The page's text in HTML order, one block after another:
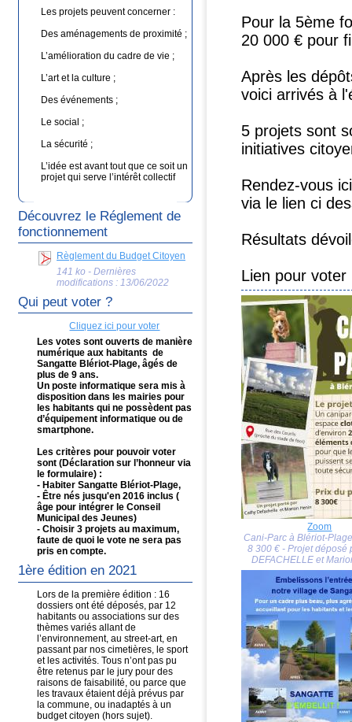
Pour la 5ème
20 000 € pour
Après les
voici arrivés à
5 projets sont
initiatives
Rendez-vous
via le lien ci
Résultats
Lien pour
Zoom
Cani-Parc à Blériot-
8 300 € - Projet déposé
DEFACHELLE et
Les projets peuvent concerner :
Des aménagements de proximité ;
L’amélioration du cadre de vie ;
L’art et la culture ;
Des événements ;
Le social ;
La sécurité ;
L’idée est avant tout que ce soit un
projet qui serve l’intérêt collectif
Découvrez le Réglement de
fonctionnement
Règlement du Budget Citoyen
141 ko - Dernières
modifications : 13/06/2022
Qui peut voter ?
Cliquez ici pour voter
Les votes sont ouverts de manière
numérique aux habitants de
Sangatte Blériot-Plage, âgés de
plus de 9 ans.
Un poste informatique sera mis à
disposition dans les mairies pour
les habitants qui ne possèdent pas
d’équipement informatique ou de
smartphone.
Les critères pour pouvoir voter
sont (Déclaration sur l’honneur via
le formulaire) :
- Habiter Sangatte Blériot-Plage,
- Être nés jusqu'en 2016 inclus (
âge pour intégrer le Conseil
Municipal des Jeunes)
- Choisir 3 projets au maximum,
faute de quoi le vote ne sera pas
pris en compte.
1ère édition en 2021
Lors de la première édition : 16
dossiers ont été déposés, par 12
habitants ou associations sur des
thèmes variés allant de
l’environnement, au street-art, en
passant par nos cimetières, le sport
et les activités. Tous n’ont pas pu
être retenus par le jury pour des
raisons de faisabilité, ou parce que
les travaux étaient déjà prévus par
la commune, ou inadaptés à un
budget citoyen (hors sujet).